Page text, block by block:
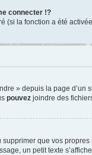
connecter !?
(si la fonction a été
» depuis la page
pouvez joindre des
que vos
un petit texte